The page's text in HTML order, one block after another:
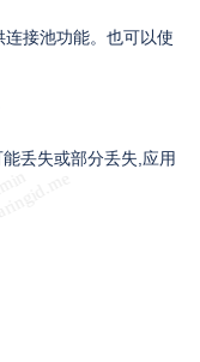
接池功能。也可以使
丢失或部分丢失,应用